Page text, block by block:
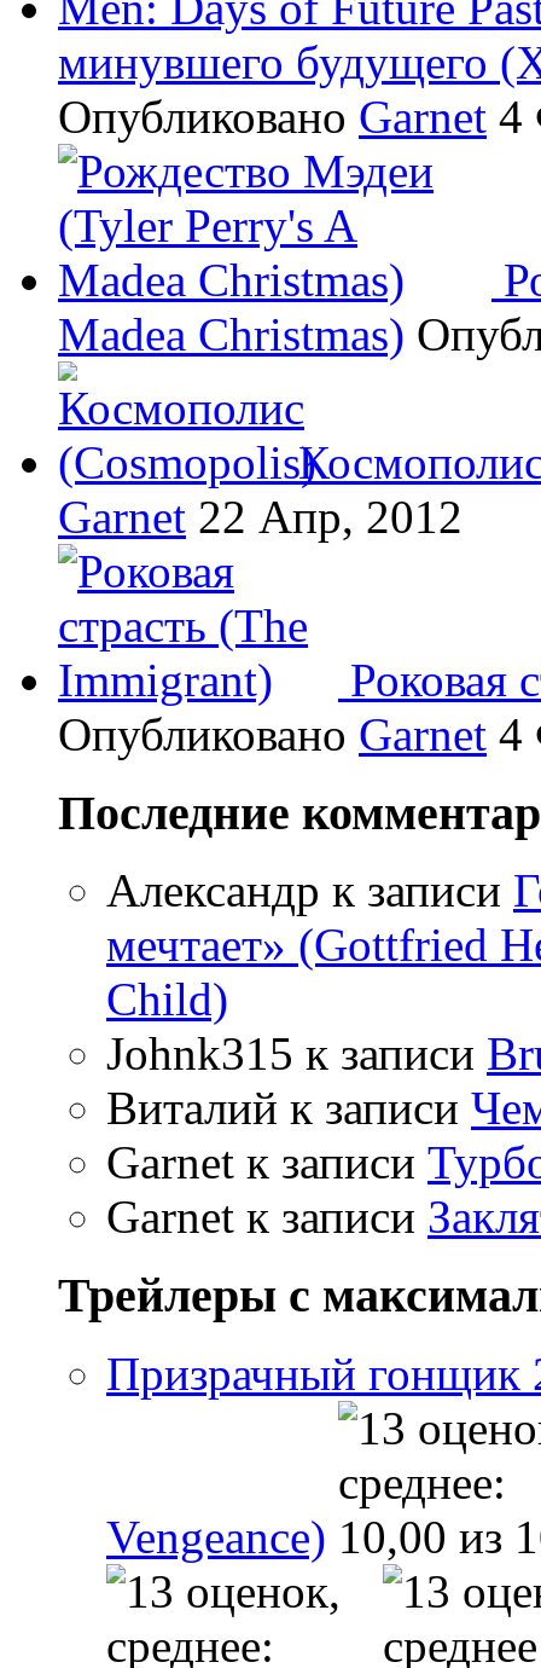
минувшего будущего
Опубликовано Garnet 4
Madea Christmas)
Garnet 22 Апр, 2012
Роковая
Опубликовано Garnet 4
Последние
Александр к записи
мечтает» (Gottfried
Child)
Johnk315 к записи
Виталий к записи
Garnet к записи
Garnet к записи
Трейлеры с
Призрачный гонщик
Vengeance)